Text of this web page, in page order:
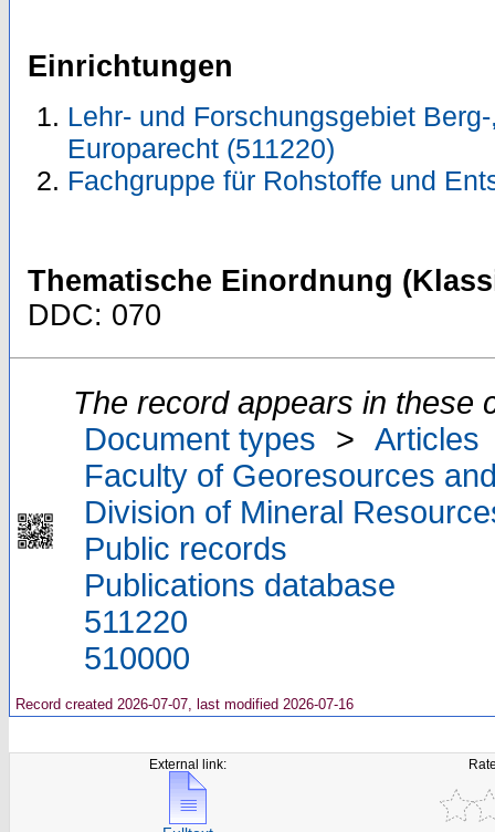
Einrichtungen
Lehr- und Forschungsgebiet
Europarecht (511220)
Fachgruppe für Rohstoffe und
Thematische Einordnung
DDC: 070
The record appears in these
Document types
> Articles
Faculty of Georesources
Division of Mineral
Public records
Publications database
511220
510000
Record created 2026-07-07, last modified 2026-07-16
External link: